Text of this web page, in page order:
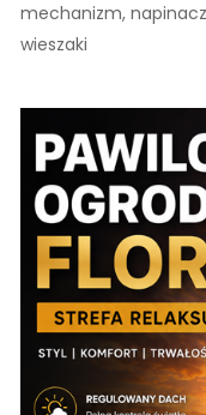
mechanizm,
wieszaki